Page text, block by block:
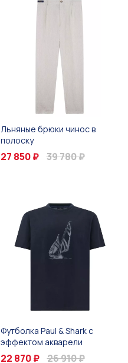
Льняные брюки чинос в
полоску
27 850 ₽ 39 780 ₽
Футболка Paul & Shark с
эффектом акварели
22 870 ₽ 26 910 ₽